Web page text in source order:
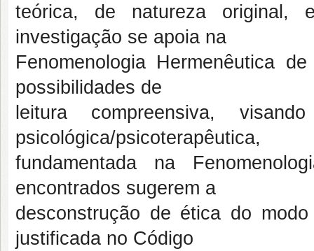
teórica, de natureza original,
investigação se apoia na
Fenomenologia Hermenêutica
possibilidades de
leitura compreensiva,
psicológica/psicoterapêutica,
fundamentada na
encontrados sugerem a
desconstrução de ética do
justificada no Código